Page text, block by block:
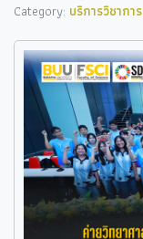
Category: บริการวิชาการ